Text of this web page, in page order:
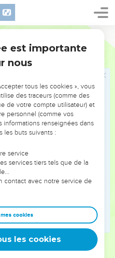
L’ÉVÉNEMENT
!
VOUS ÉVITER LES
?
moins les doutes, les erreurs
traversés, alors même que ce
ont façonnés.
entrepreneurs, et responsables
sagesse afin que leurs erreurs
vous guidiez un ministère, une
leur expérience est faite
est importante
nous
tous les cookies », vous
des traceurs (comme des
de votre compte utilisateur) et
personnel (comme vos
renseignées dans
les buts suivants :
service
services tiers tels que de la
contact avec notre service de
cookies
les cookies